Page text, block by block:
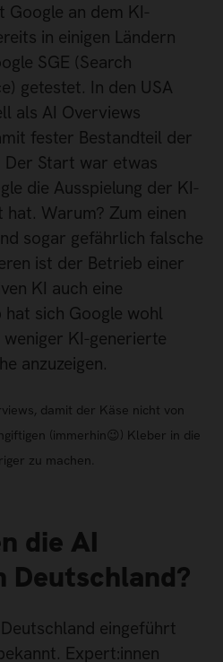
Google an dem KI-
in einigen Ländern
SGE (Search
getestet. In den USA
als AI Overviews
fester Bestandteil der
Der Start war etwas
die Ausspielung der KI-
Warum? Zum einen
sogar gefährlich falsche
ist der Betrieb einer
KI auch eine
sich Google wohl
KI-generierte
anzuzeigen.
damit der Käse nicht von
(immerhin😉) Kleber in die
zu machen.
die AI
Deutschland?
eingeführt
Expert:innen